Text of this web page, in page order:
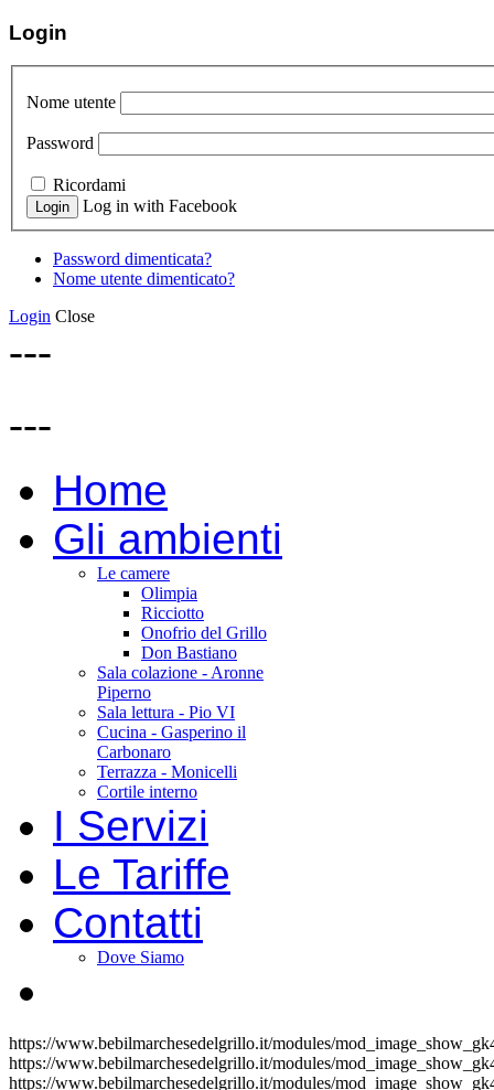
Login
Nome utente
Password
Ricordami
Log in with Facebook
Password dimenticata?
Nome utente dimenticato?
Login Close
---
---
Home
Gli ambienti
Le camere
Olimpia
Ricciotto
Onofrio del Grillo
Don Bastiano
Sala colazione - Aronne
Piperno
Sala lettura - Pio VI
Cucina - Gasperino il
Carbonaro
Terrazza - Monicelli
Cortile interno
I Servizi
Le Tariffe
Contatti
Dove Siamo
https://www.bebilmarchesedelgrillo.it/modules/
https://www.bebilmarchesedelgrillo.it/modules/
https://www.bebilmarchesedelgrillo.it/modules/